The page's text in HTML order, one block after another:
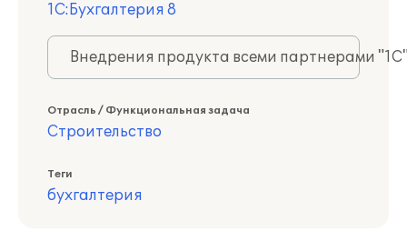
1С:Бухгалтерия 8
Внедрения продукта всеми партнерами
Отрасль / Функциональная задача
Строительство
Теги
бухгалтерия